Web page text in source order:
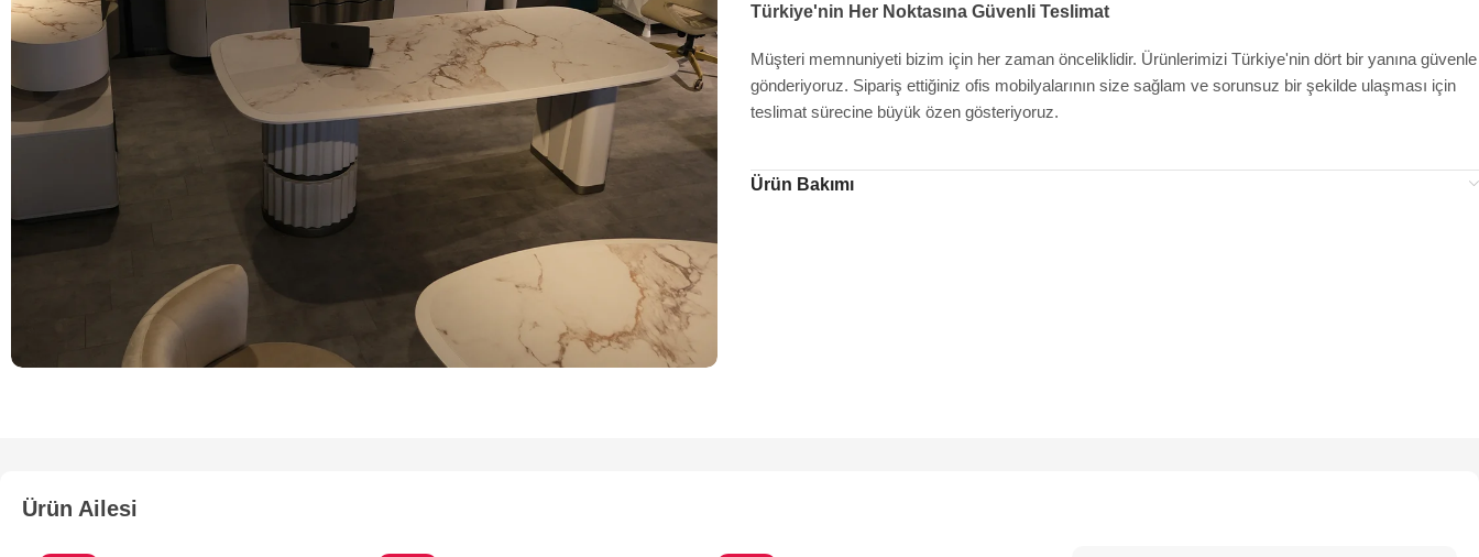
Türkiye'nin Her Noktasına Güvenli Teslimat
Müşteri memnuniyeti bizim için her zaman önceliklidir. Ürünlerimizi Türkiye'nin dört bir yanına güvenle
gönderiyoruz. Sipariş ettiğiniz ofis mobilyalarının size sağlam ve sorunsuz bir şekilde ulaşması için
teslimat sürecine büyük özen gösteriyoruz.
Ürün Bakımı
Ürün Ailesi